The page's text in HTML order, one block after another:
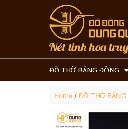
ĐỒ THỜ BẰNG ĐỒNG
Home /ĐỒ THỜ